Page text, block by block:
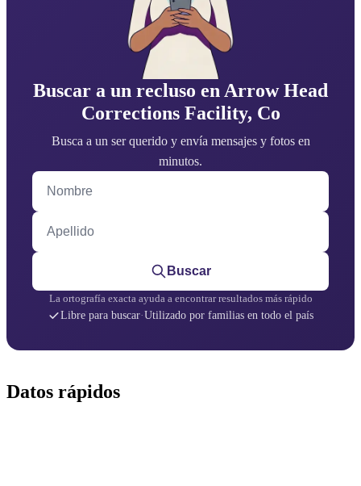
Buscar a un recluso en Arrow Head
Corrections Facility, Co
Busca a un ser querido y envía mensajes y fotos en
minutos.
Nombre
Apellido
Buscar
La ortografía exacta ayuda a encontrar resultados más rápido
Libre para buscar·Utilizado por familias en todo el país
Datos rápidos